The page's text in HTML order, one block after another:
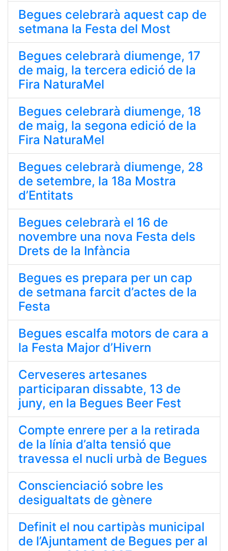
Begues celebrarà aquest cap de
setmana la Festa del Most
Begues celebrarà diumenge, 17
de maig, la tercera edició de la
Fira NaturaMel
Begues celebrarà diumenge, 18
de maig, la segona edició de la
Fira NaturaMel
Begues celebrarà diumenge, 28
de setembre, la 18a Mostra
d’Entitats
Begues celebrarà el 16 de
novembre una nova Festa dels
Drets de la Infància
Begues es prepara per un cap
de setmana farcit d’actes de la
Festa
Begues escalfa motors de cara a
la Festa Major d’Hivern
Cerveseres artesanes
participaran dissabte, 13 de
juny, en la Begues Beer Fest
Compte enrere per a la retirada
de la línia d’alta tensió que
travessa el nucli urbà de Begues
Conscienciació sobre les
desigualtats de gènere
Definit el nou cartipàs municipal
de l’Ajuntament de Begues per al